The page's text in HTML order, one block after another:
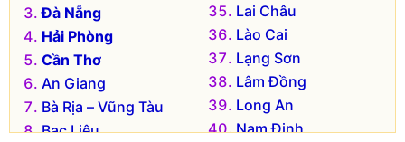
Đà Nẵng
Hải Phòng
Cần Thơ
An Giang
Bà Rịa – Vũng Tàu
Bạc Liêu
Lai Châu
Lào Cai
Lạng Sơn
Lâm Đồng
Long An
Nam Định